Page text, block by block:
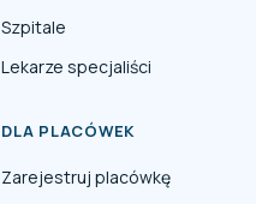
Szpitale
Lekarze specjaliści
DLA PLACÓWEK
Zarejestruj placówkę